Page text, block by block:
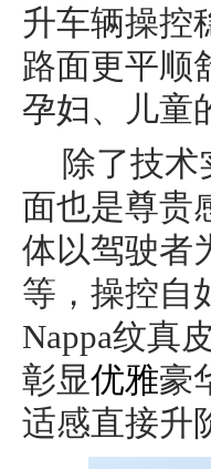
升车辆操控
路面更平顺
孕妇、儿童
除了技
面也是尊贵
体以驾驶者
等，操控自
Nappa纹真
彰显优雅豪
适感直接升